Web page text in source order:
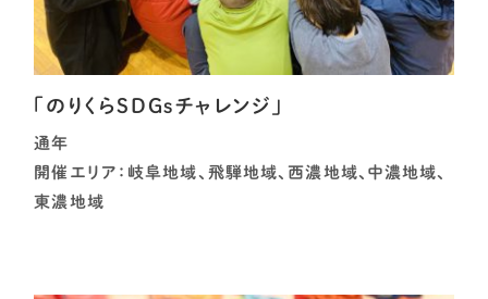
「のりくらSDGsチャレンジ」
通年
開催エリア：岐阜地域、飛騨地域、西濃地域、中濃地域、
東濃地域